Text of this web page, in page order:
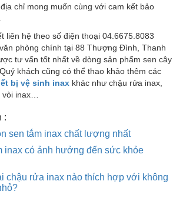
chỉ mong muốn cùng với cam kết bảo
liên hệ theo số điện thoại 04.6675.8083
phòng chính tại 88 Thượng Đình, Thanh
tư vấn tốt nhất về dòng sản phẩm sen cây
khách cũng có thể thao khảo thêm các
bị vệ sinh inax khác như chậu rửa inax,
vòi inax…
:
sen tắm inax chất lượng nhất
inax có ảnh hưởng đến sức khỏe
chậu rửa inax nào thích hợp với không